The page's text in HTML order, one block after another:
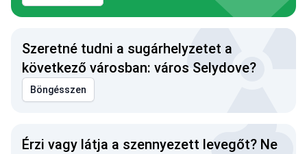
Szeretné tudni a sugárhelyzetet a
következő városban: város Selydove?
Böngésszen
Érzi vagy látja a szennyezett levegőt? Ne